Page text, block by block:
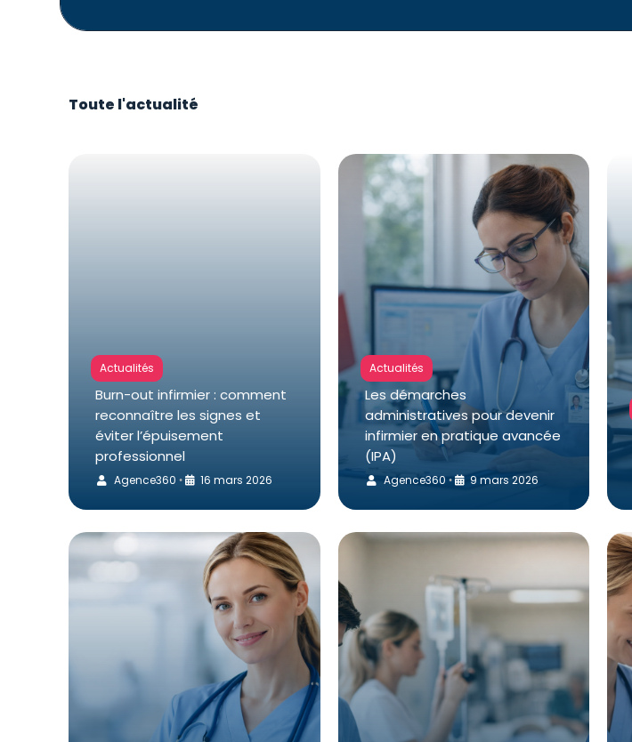
Toute l'actualité
Actualités
Burn-out infirmier : comment
reconnaître les signes et
éviter l’épuisement
professionnel
Agence360 • 16 mars 2026
Actualités
Les démarches
administratives pour devenir
infirmier en pratique avancée
(IPA)
Agence360 • 9 mars 2026